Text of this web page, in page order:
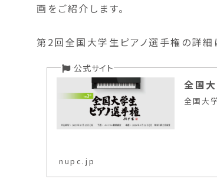
画をご紹介します。
第2回全国大学生ピアノ選手権の詳細
全国
全国大
nupc.jp